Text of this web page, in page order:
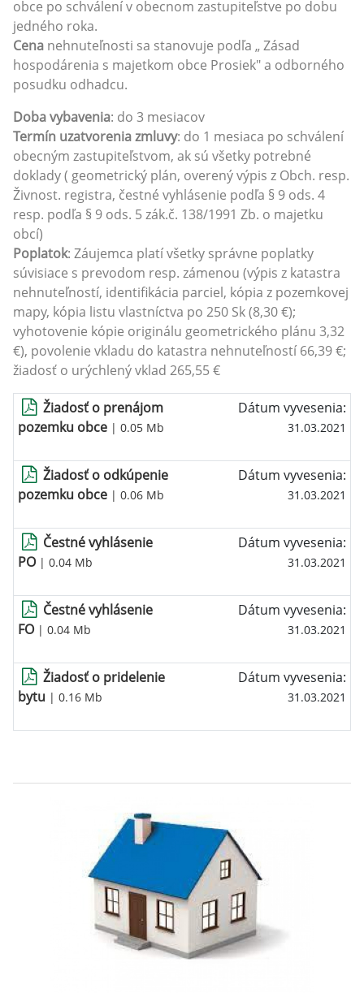
obce po schválení v obecnom zastupiteľstve po dobu
jedného roka.
Cena nehnuteľnosti sa stanovuje podľa „ Zásad
hospodárenia s majetkom obce Prosiek" a odborného
posudku odhadcu.
Doba vybavenia: do 3 mesiacov
Termín uzatvorenia zmluvy: do 1 mesiaca po schválení
obecným zastupiteľstvom, ak sú všetky potrebné
doklady ( geometrický plán, overený výpis z Obch. resp.
Živnost. registra, čestné vyhlásenie podľa § 9 ods. 4
resp. podľa § 9 ods. 5 zák.č. 138/1991 Zb. o majetku
obcí)
Poplatok: Záujemca platí všetky správne poplatky
súvisiace s prevodom resp. zámenou (výpis z katastra
nehnuteľností, identifikácia parciel, kópia z pozemkovej
mapy, kópia listu vlastníctva po 250 Sk (8,30 €);
vyhotovenie kópie originálu geometrického plánu 3,32
€), povolenie vkladu do katastra nehnuteľností 66,39 €;
žiadosť o urýchlený vklad 265,55 €
Žiadosť o prenájom
pozemku obce | 0.05 Mb
Dátum vyvesenia:
31.03.2021
Žiadosť o odkúpenie
pozemku obce | 0.06 Mb
Dátum vyvesenia:
31.03.2021
Čestné vyhlásenie
PO| 0.04 Mb
Dátum vyvesenia:
31.03.2021
Čestné vyhlásenie
FO| 0.04 Mb
Dátum vyvesenia:
31.03.2021
Žiadosť o pridelenie
bytu | 0.16 Mb
Dátum vyvesenia:
31.03.2021